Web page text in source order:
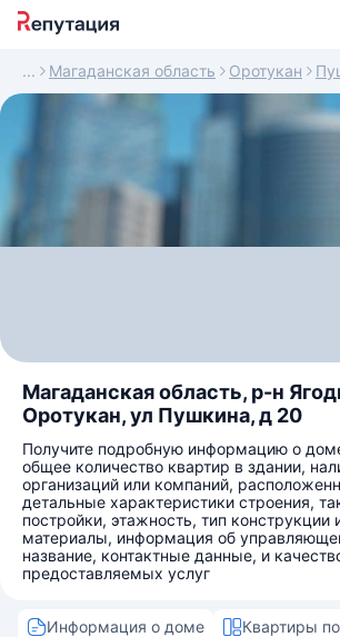
Магаданская область Оротукан
Магаданская область, р-н
Оротукан, ул Пушкина, д 20
Получите подробную информацию о
общее количество квартир в здании,
организаций или компаний,
детальные характеристики строения,
постройки, этажность, тип конструкции
материалы, информация об
название, контактные данные, и
предоставляемых услуг
Информация о доме Квартиры